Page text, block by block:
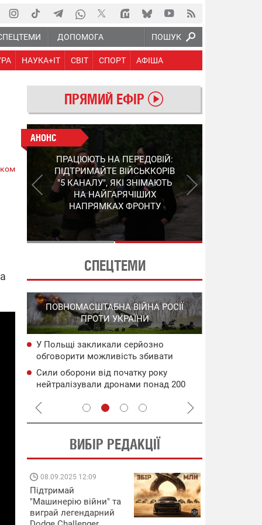
ПОШУК
ДОПОМОГА
НАУКА+IT СВІТ СПОРТ АФІША
ПРЯМИЙ ЕФІР
АНОНС
КІНЕЦЬ ВОРОЖИМ
"МОЛНІЯМ" ТА FPV: ЯК
УКРАЇНСЬКИЙ STEP-3
ЗМІНЮЄ ПРАВИЛА ГРИ –
ПОДРОБИЦІ ПРО
ПЕРЕХОПЛЮВАЧ
АНОНС
ПРАЦЮЮТЬ НА ПЕРЕДОВІЙ:
ПІДТРИМАЙТЕ ВІЙСЬККОРІВ
"5 КАНАЛУ", ЯКІ ЗНІМАЮТЬ
НА НАЙГАРЯЧІШИХ
НАПРЯМКАХ ФРОНТУ
СПЕЦТЕМИ
ПОВНОМАСШТАБНА ВІЙНА РОСІЇ
ПРОТИ УКРАЇНИ
У Польщі закликали серйозно
обговорити можливість збивати
російські ракети ще над Україною
Сили оборони від початку року
нейтралізували дронами понад 200
ВИБІР РЕДАКЦІЇ
08.09.2025 12:09
Підтримай
"Машинерію війни" та
виграй легендарний